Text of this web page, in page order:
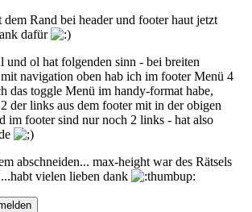
dem Rand bei header und footer haut jetzt
dafür
und ol hat folgenden sinn - bei breiten
navigation oben hab ich im footer Menü 4
das toggle Menü im handy-format habe,
der links aus dem footer mit in der obigen
im footer sind nur noch 2 links - hat also
abschneiden... max-height war des Rätsels
...habt vielen lieben dank